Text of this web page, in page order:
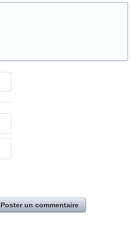
Poster un commentaire